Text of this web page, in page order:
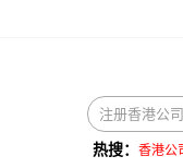
热搜： 香港公